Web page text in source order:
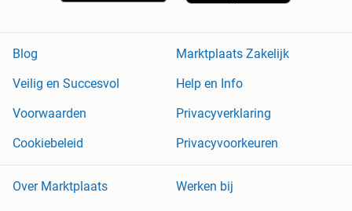
Blog
Marktplaats Zakelijk
Veilig en Succesvol
Help en Info
Voorwaarden
Privacyverklaring
Cookiebeleid
Privacyvoorkeuren
Over Marktplaats
Werken bij